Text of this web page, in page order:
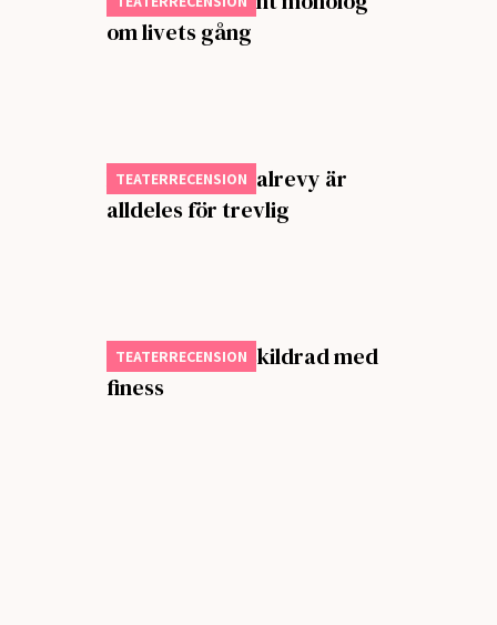
om livets gång
TEATERRECENSION
Parkteaterns valrevy är
alldeles för trevlig
TEATERRECENSION
Mänsklig röra skildrad med
finess